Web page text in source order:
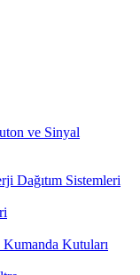
ve Sinyal
Dağıtım Sistemleri
Kutuları